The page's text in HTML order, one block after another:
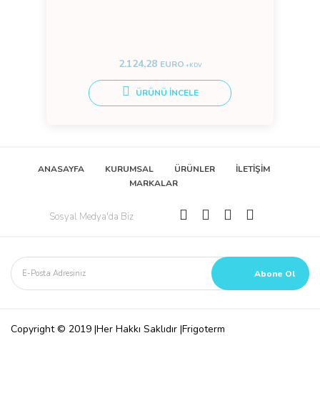
2.124,28 EURO +KDV
ÜRÜNÜ İNCELE
ANASAYFA KURUMSAL ÜRÜNLER
İLETİŞİM
MARKALAR
Sosyal Medya'da Biz
Copyright © 2019 |Her Hakkı Saklıdır |Frigoterm